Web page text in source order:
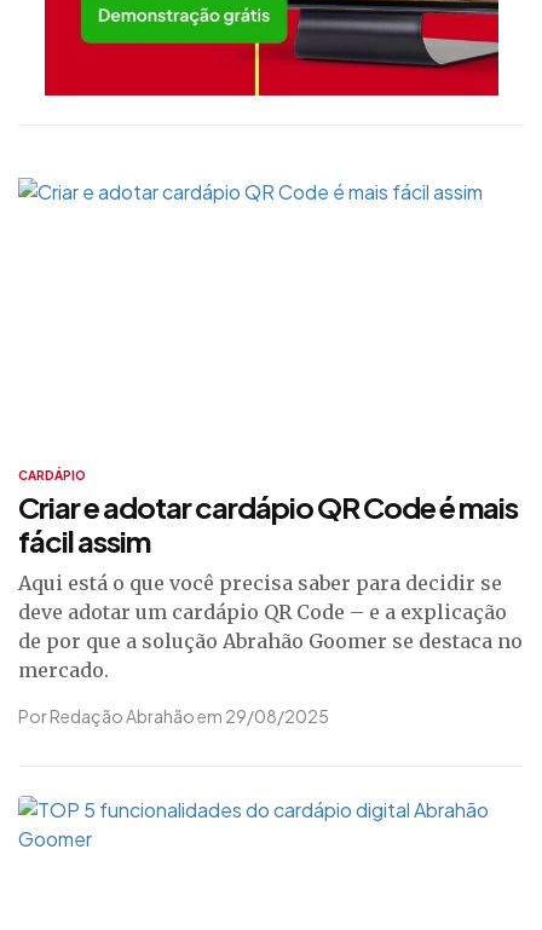
CARDÁPIO
Criar e adotar cardápio QR Code é mais
fácil assim
Aqui está o que você precisa saber para decidir se
deve adotar um cardápio QR Code – e a explicação
de por que a solução Abrahão Goomer se destaca no
mercado.
Por Redação Abrahão em 29/08/2025